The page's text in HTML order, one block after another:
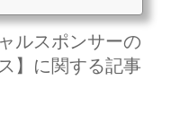
ルスポンサーの
】に関する記事